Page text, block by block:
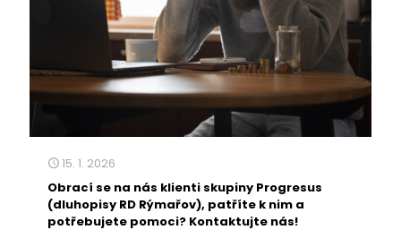
15. 1. 2026
Obrací se na nás klienti skupiny Progresus
(dluhopisy RD Rýmařov), patříte k nim a
potřebujete pomoci? Kontaktujte nás!